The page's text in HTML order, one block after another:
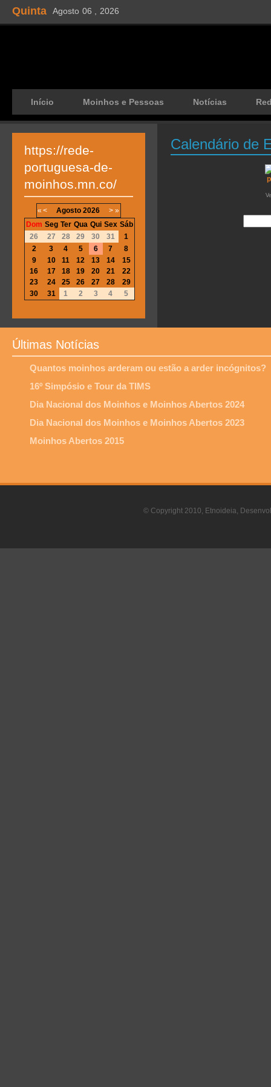
Quinta Agosto 06 , 2026
Início Moinhos e Pessoas Notícias
Calendário de
https://rede-
portuguesa-de-
moinhos.mn.co/
« < Agosto 2026 > »
Dom Seg Ter Qua Qui Sex Sáb
26
27 28 29 30 31
1
2
3 4 5 6 7
8
9
10 11 12 13 14
15
16
17 18 19 20 21
22
23
24 25 26 27 28
29
30
31 1 2 3 4 5
Últimas Notícias
Quantos moinhos arderam ou estão a arder incógnitos?
16º Simpósio e Tour da TIMS
Dia Nacional dos Moinhos e Moinhos Abertos 2024
Dia Nacional dos Moinhos e Moinhos Abertos 2023
Moinhos Abertos 2015
© Copyright 2010, Etnoideia,